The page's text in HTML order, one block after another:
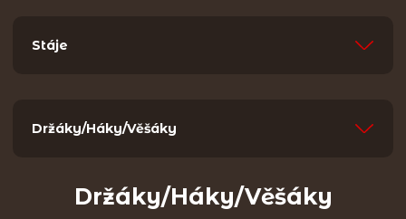
Stáje
Držáky/Háky/Věšáky
Držáky/Háky/Věšáky